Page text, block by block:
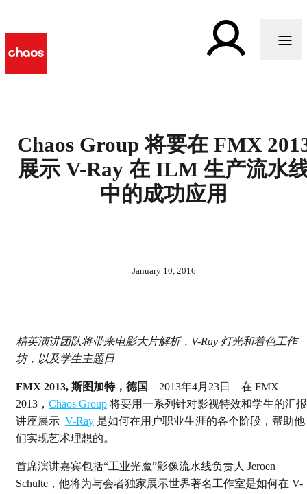
Chaos Group 将要在 FMX
展示 V-Ray 在 ILM 生产流水
中的成功应用
January 10, 2016
精英演讲团队将带来电影大片解析，V-Ray 灯光和着色工作
坊，以及学生主题日
FMX 2013, 斯图加特，德国 – 2013年4月23日 – 在 FMX
2013， Chaos Group 将要用一系列针对影视特效和学生的汇报
讲座展示 V-Ray 是如何在用户职业生涯的各个阶段，帮助他
们实现艺术理想的。
首席演讲嘉宾包括“工业光魔”影像流水线负责人 Jeroen
Schulte，他将为与会者独家展示世界著名工作室是如何在 V-